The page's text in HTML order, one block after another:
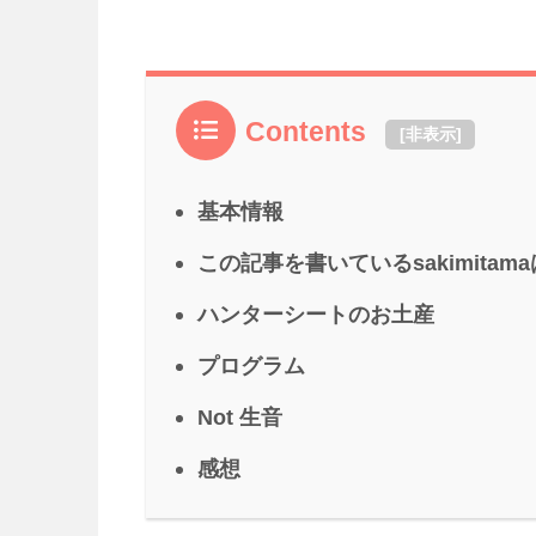
Contents [非表示]
基本情報
この記事を書いているsakimitama
ハンターシートのお土産
プログラム
Not 生音
感想